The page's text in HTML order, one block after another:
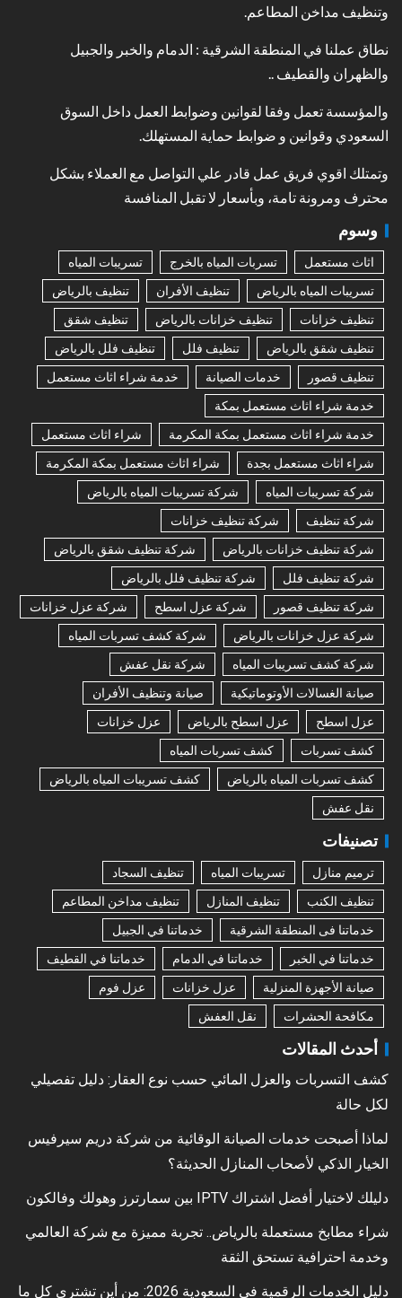
وتنظيف مداخن المطاعم.
نطاق عملنا في المنطقة الشرقية : الدمام والخبر والجبيل
والظهران والقطيف ..
والمؤسسة تعمل وفقا لقوانين وضوابط العمل داخل السوق
السعودي وقوانين و ضوابط حماية المستهلك.
وتمتلك اقوي فريق عمل قادر علي التواصل مع العملاء بشكل
محترف ومرونة تامة، وبأسعار لا تقبل المنافسة
وسوم
اثاث مستعمل تسربات المياه بالخرج
تسريبات المياه
تسريبات المياه بالرياض
تنظيف الأفران
تنظيف بالرياض
تنظيف خزانات
تنظيف خزانات بالرياض
تنظيف شقق
تنظيف شقق بالرياض
تنظيف فلل
تنظيف فلل بالرياض
تنظيف قصور
خدمات الصيانة
خدمة شراء اثاث مستعمل
خدمة شراء اثاث مستعمل بمكة
خدمة شراء اثاث مستعمل بمكة المكرمة
شراء اثاث مستعمل
شراء اثاث مستعمل بجدة
شراء اثاث مستعمل بمكة المكرمة
شركة تسريبات المياه
شركة تسريبات المياه بالرياض
شركة تنظيف
شركة تنظيف خزانات
شركة تنظيف خزانات بالرياض
شركة تنظيف شقق بالرياض
شركة تنظيف فلل
شركة تنظيف فلل بالرياض
شركة تنظيف قصور
شركة عزل اسطح
شركة عزل خزانات
شركة عزل خزانات بالرياض
شركة كشف تسربات المياه
شركة كشف تسريبات المياه
شركة نقل عفش
صيانة الغسالات الأوتوماتيكية
صيانة وتنظيف الأفران
عزل اسطح
عزل اسطح بالرياض
عزل خزانات
كشف تسربات
كشف تسربات المياه
كشف تسربات المياه بالرياض
كشف تسريبات المياه بالرياض
نقل عفش
تصنيفات
ترميم منازل تسريبات المياه
تنظيف السجاد
تنظيف الكنب
تنظيف المنازل
تنظيف مداخن المطاعم
خدماتنا فى المنطقة الشرقية
خدماتنا في الجبيل
خدماتنا في الخبر
خدماتنا في الدمام
خدماتنا في القطيف
صيانة الأجهزة المنزلية
عزل خزانات
عزل فوم
مكافحة الحشرات
نقل العفش
أحدث المقالات
كشف التسربات والعزل المائي حسب نوع العقار: دليل تفصيلي
لكل حالة
لماذا أصبحت خدمات الصيانة الوقائية من شركة دريم سيرفيس
الخيار الذكي لأصحاب المنازل الحديثة؟
دليلك لاختيار أفضل اشتراك IPTV بين سمارترز وهولك وفالكون
شراء مطابخ مستعملة بالرياض.. تجربة مميزة مع شركة العالمي
وخدمة احترافية تستحق الثقة
دليل الخدمات الرقمية في السعودية 2026: من أين تشتري كل ما